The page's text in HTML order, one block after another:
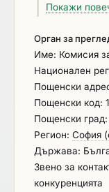
-който не е
-който не
валидност
ППЗОП/; Гаранцията за изпълнение на договора
е в размер
ДДС и служи
обхвата на
изпълнител,
за
Условията
Покажи
Орган за
Име: Комисия
Национален
Пощенски
Пощенски код:
Пощенски
Регион: София
Държава:
Звено за
конкуренцията